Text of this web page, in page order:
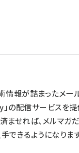
情報が詰まったメー
の配信サービスを提
ませれば、メルマガ
できるようになります